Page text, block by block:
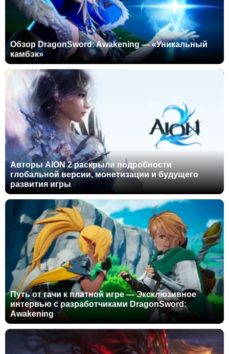
Обзор DragonSword: Awakening — «Уникальный
камбэк»
Авторы AION 2 раскрыли подробности
глобальной версии, монетизации и будущего
развития игры
Путь от гачи к платной игре — Эксклюзивное
интервью с разработчиками DragonSword:
Awakening